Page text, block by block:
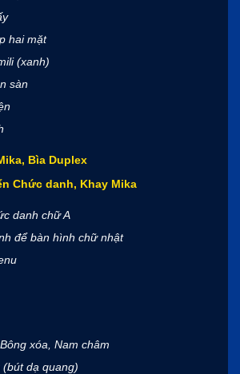
hai mặt
(xanh)
sàn
Bìa Duplex
Chức danh, Khay Mika
danh chữ A
để bàn hình chữ nhật
xóa, Nam châm
dạ quang)